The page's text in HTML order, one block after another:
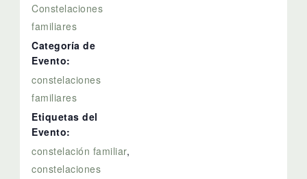
Constelaciones
familiares
Categoría de
Evento:
constelaciones
familiares
Etiquetas del
Evento:
constelación familiar,
constelaciones